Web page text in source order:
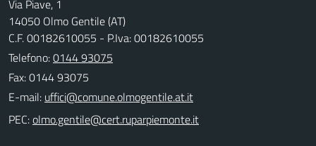
Via Piave, 1
14050 Olmo Gentile (AT)
C.F. 00182610055 - P.Iva: 00182610055
Telefono:0144 93075
Fax: 0144 93075
E-mail:
PEC: